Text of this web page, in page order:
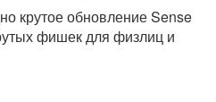
крутое обновление Sense
фишек для физлиц и